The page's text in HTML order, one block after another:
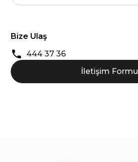
Bize Ulaş
444 37 36
İletişim Formu